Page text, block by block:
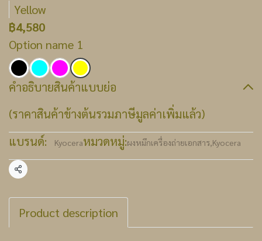
Yellow
฿4,580
Option name 1
คำอธิบายสินค้าแบบย่อ
(ราคาสินค้าข้างต้นรวมภาษีมูลค่าเพิ่มแล้ว)
แบรนด์:
Kyoceraหมวดหมู่:ผงหมึกเครื่องถ่ายเอกสาร,Kyocera
แชร์
Product description